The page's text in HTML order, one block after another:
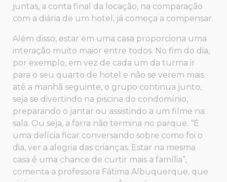
juntas, a conta final da locação, na comparação
com a diária de um hotel, já começa a compensar.
Além disso, estar em uma casa proporciona uma
interação muito maior entre todos. No fim do dia,
por exemplo, em vez de cada um da turma ir
para o seu quarto de hotel e não se verem mais
até a manhã seguinte, o grupo continua junto,
seja se divertindo na piscina do condomínio,
preparando o jantar ou assistindo a um filme na
sala. Ou seja, a farra não termina no parque. “É
uma delícia ficar conversando sobre como foi o
dia, ver a alegria das crianças. Estar na mesma
casa é uma chance de curtir mais a família”,
comenta a professora Fátima Albuquerque, que